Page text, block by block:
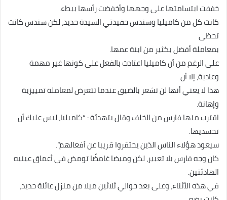
خففت ابتسامتها على وجهها وأخفضت رأسها ببطء.
كانت كل من كاميليا وسندس حفيدتي السيدة حديد، لكن سندس كانت
تحظى
بمعاملة أفضل بكثير من ابنة عمها.
على الرغم من أن كاميليا اعتادت بالفعل على كونها غير مهمة
وعادية، إلا أن
هذا لا يعني أنها لن تشعر بالضيق عندما تتعرض لمعاملة تمييزية
وإهانة.
اقترب منها فارس من الخلف وقال بتهدئة : “كاميليا، ليس عليك أن
تحسديها.
سيعود هؤلاء الناس الذين يحتقروا قريبا عن أفعالهم”.
كان وجه فارس بلا تعبير، لكن وميضا غامضًا تومض في أعماق عينيه
الهادئتين.
في هذه الأثناء، وعلى بعد حوالي ثلاثين ميلا من منزل عائلة حديد،